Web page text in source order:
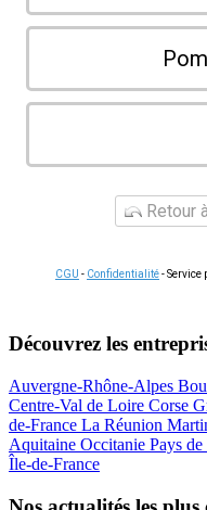
Retour
CGU - Confidentialité- Service
Découvrez les
Auvergne-Rhône-Alpes
Centre-Val de Loire Corse
de-France La Réunion
Aquitaine Occitanie Pays
Île-de-France